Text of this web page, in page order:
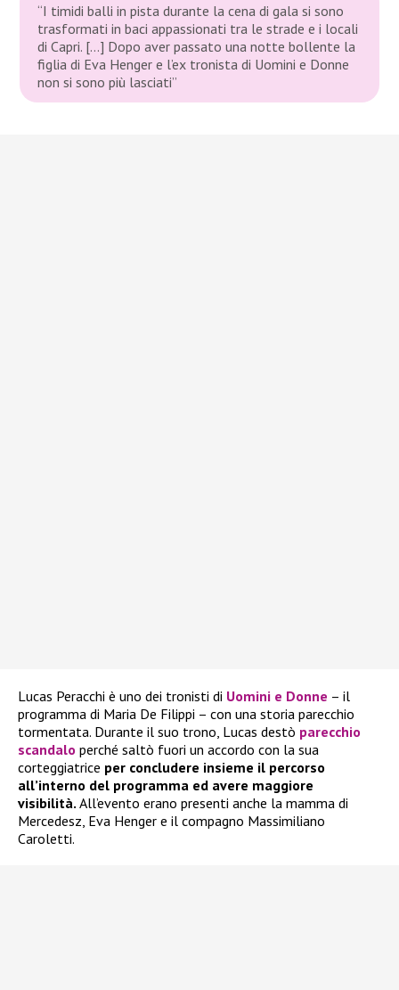
“I timidi balli in pista durante la cena di gala si sono
trasformati in baci appassionati tra le strade e i locali
di Capri. […] Dopo aver passato una notte bollente la
figlia di Eva Henger e l’ex tronista di Uomini e Donne
non si sono più lasciati”
Lucas Peracchi è uno dei tronisti di Uomini e Donne – il
programma di Maria De Filippi – con una storia parecchio
tormentata. Durante il suo trono, Lucas destò parecchio
scandalo perché saltò fuori un accordo con la sua
corteggiatrice per concludere insieme il percorso
all’interno del programma ed avere maggiore
visibilità. All’evento erano presenti anche la mamma di
Mercedesz, Eva Henger e il compagno Massimiliano
Caroletti.